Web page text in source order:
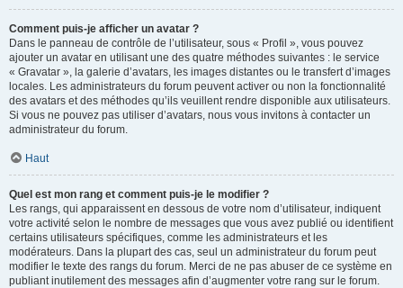
Comment puis-je afficher un avatar ?
Dans le panneau de contrôle de l’utilisateur, sous « Profil », vous pouvez
ajouter un avatar en utilisant une des quatre méthodes suivantes : le service
« Gravatar », la galerie d’avatars, les images distantes ou le transfert d’images
locales. Les administrateurs du forum peuvent activer ou non la fonctionnalité
des avatars et des méthodes qu’ils veuillent rendre disponible aux utilisateurs.
Si vous ne pouvez pas utiliser d’avatars, nous vous invitons à contacter un
administrateur du forum.
Haut
Quel est mon rang et comment puis-je le modifier ?
Les rangs, qui apparaissent en dessous de votre nom d’utilisateur, indiquent
votre activité selon le nombre de messages que vous avez publié ou identifient
certains utilisateurs spécifiques, comme les administrateurs et les
modérateurs. Dans la plupart des cas, seul un administrateur du forum peut
modifier le texte des rangs du forum. Merci de ne pas abuser de ce système en
publiant inutilement des messages afin d’augmenter votre rang sur le forum.